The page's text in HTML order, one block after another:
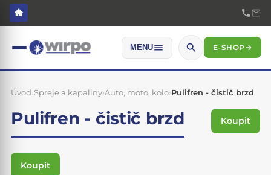
MENU E-SHOP→
Úvod›Spreje a kapaliny›Auto, moto, kolo›Pulifren - čistič brzd
Pulifren - čistič brzd Koupit
Koupit